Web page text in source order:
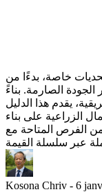
خاصة، بدءًا من
الجودة الصارمة. بناءً
يقدم هذا الدليل
الزراعية على بناء
الفرص المتاحة مع
Kosona Chriv - 6